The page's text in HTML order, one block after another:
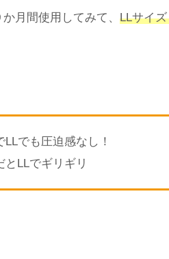
月間使用してみて、 LLサイ
LLでも圧迫感なし！
とLLでギリギリ